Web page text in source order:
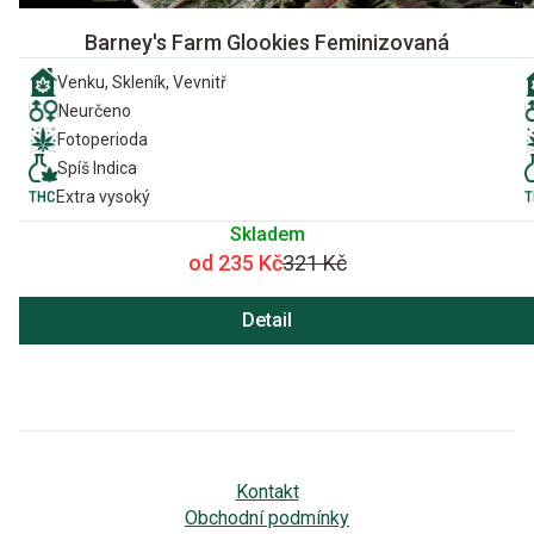
Barney's Farm Glookies Feminizovaná
Venku, Skleník, Vevnitř
Neurčeno
Fotoperioda
Spíš Indica
Extra vysoký
Skladem
od 235 Kč321 Kč
Detail
Kontakt
Obchodní podmínky